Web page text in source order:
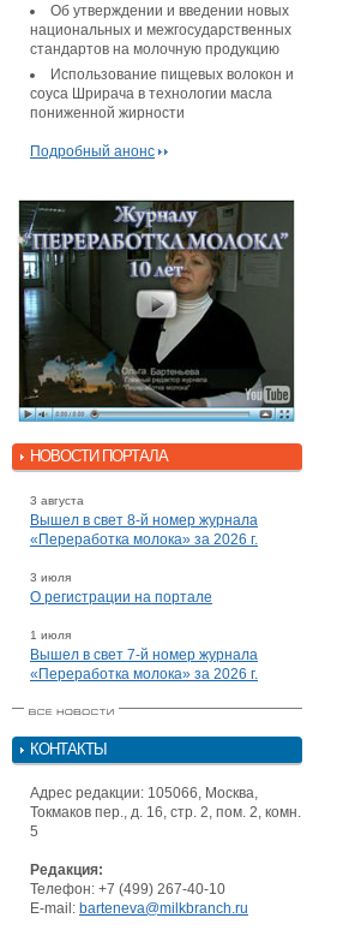
Об утверждении и введении новых
национальных и межгосударственных
стандартов на молочную продукцию
Использование пищевых волокон и
соуса Шрирача в технологии масла
пониженной жирности
Подробный анонс
НОВОСТИ ПОРТАЛА
3 августа
Вышел в свет 8-й номер журнала
«Переработка молока» за 2026 г.
3 июля
О регистрации на портале
1 июля
Вышел в свет 7-й номер журнала
«Переработка молока» за 2026 г.
КОНТАКТЫ
Адрес редакции: 105066, Москва,
Токмаков пер., д. 16, стр. 2, пом. 2, комн.
5
Редакция:
Телефон: +7 (499) 267-40-10
E-mail: barteneva@milkbranch.ru